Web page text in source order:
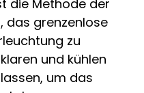
die Methode der
das grenzenlose
zu
und kühlen
um das